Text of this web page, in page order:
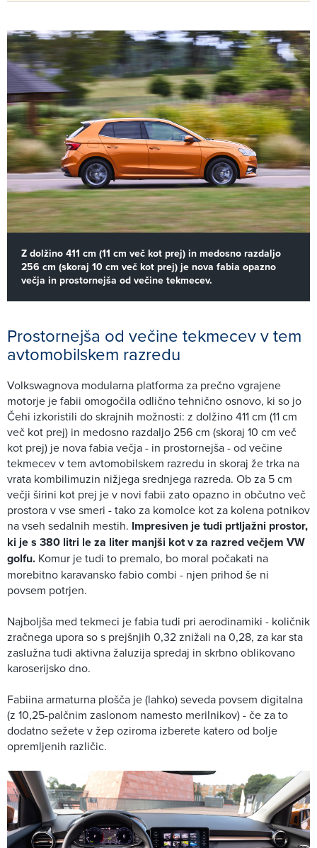
Z dolžino 411 cm (11 cm več kot prej) in medosno razdaljo
256 cm (skoraj 10 cm več kot prej) je nova fabia opazno
večja in prostornejša od večine tekmecev.
Prostornejša od večine tekmecev v tem
avtomobilskem razredu
Volkswagnova modularna platforma za prečno vgrajene
motorje je fabii omogočila odlično tehnično osnovo, ki so jo
Čehi izkoristili do skrajnih možnosti: z dolžino 411 cm (11 cm
več kot prej) in medosno razdaljo 256 cm (skoraj 10 cm več
kot prej) je nova fabia večja - in prostornejša - od večine
tekmecev v tem avtomobilskem razredu in skoraj že trka na
vrata kombilimuzin nižjega srednjega razreda. Ob za 5 cm
večji širini kot prej je v novi fabii zato opazno in občutno več
prostora v vse smeri - tako za komolce kot za kolena potnikov
na vseh sedalnih mestih. Impresiven je tudi prtljažni prostor,
ki je s 380 litri le za liter manjši kot v za razred večjem VW
golfu. Komur je tudi to premalo, bo moral počakati na
morebitno karavansko fabio combi - njen prihod še ni
povsem potrjen.
Najboljša med tekmeci je fabia tudi pri aerodinamiki - količnik
zračnega upora so s prejšnjih 0,32 znižali na 0,28, za kar sta
zaslužna tudi aktivna žaluzija spredaj in skrbno oblikovano
karoserijsko dno.
Fabiina armaturna plošča je (lahko) seveda povsem digitalna
(z 10,25-palčnim zaslonom namesto merilnikov) - če za to
dodatno sežete v žep oziroma izberete katero od bolje
opremljenih različic.